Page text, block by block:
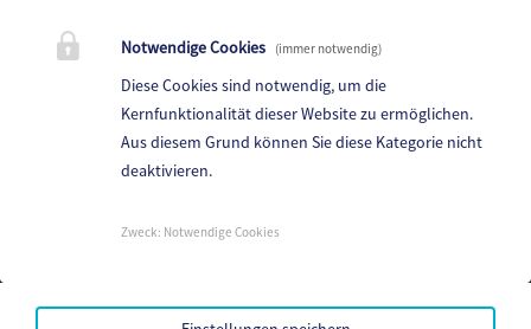
Telefon:
+43(0)4286/212
Fax: +43(0)4286/212-22
E-Mail: gitschtal@ktn.gde.at
Heute,Geschlossen
Heute,Geschlossen
Notwendige Cookies (immer notwendig)
Diese Cookies sind notwendig, um die
Kernfunktionalität dieser Website zu ermöglichen.
Aus diesem Grund können Sie diese Kategorie nicht
deaktivieren.
Zweck: Notwendige Cookies